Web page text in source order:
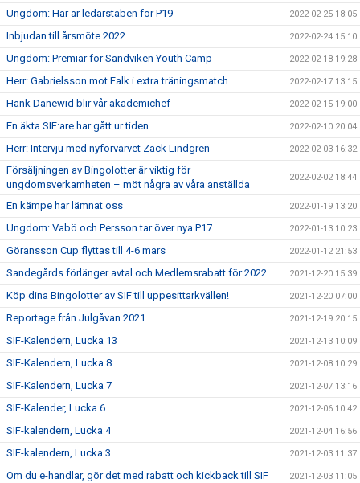
Ungdom: Här är ledarstaben för P19 2022-02-25 18:05
Inbjudan till årsmöte 2022 2022-02-24 15:10
Ungdom: Premiär för Sandviken Youth Camp 2022-02-18 19:28
Herr: Gabrielsson mot Falk i extra träningsmatch 2022-02-17 13:15
Hank Danewid blir vår akademichef 2022-02-15 19:00
En äkta SIF:are har gått ur tiden 2022-02-10 20:04
Herr: Intervju med nyförvärvet Zack Lindgren 2022-02-03 16:32
Försäljningen av Bingolotter är viktig för
ungdomsverkamheten – möt några av våra anställda
2022-02-02 18:44
En kämpe har lämnat oss 2022-01-19 13:20
Ungdom: Vabö och Persson tar över nya P17 2022-01-13 10:23
Göransson Cup flyttas till 4-6 mars 2022-01-12 21:53
Sandegårds förlänger avtal och Medlemsrabatt för 2022 2021-12-20 15:39
Köp dina Bingolotter av SIF till uppesittarkvällen! 2021-12-20 07:00
Reportage från Julgåvan 2021 2021-12-19 20:15
SIF-Kalendern, Lucka 13 2021-12-13 10:09
SIF-Kalendern, Lucka 8 2021-12-08 10:29
SIF-Kalendern, Lucka 7 2021-12-07 13:16
SIF-Kalender, Lucka 6 2021-12-06 10:42
SIF-kalendern, Lucka 4 2021-12-04 16:56
SIF-kalendern, Lucka 3 2021-12-03 11:37
Om du e-handlar, gör det med rabatt och kickback till SIF 2021-12-03 11:05